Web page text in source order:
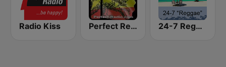
Radio Kiss Perfect Reggae 24-7 Reggae